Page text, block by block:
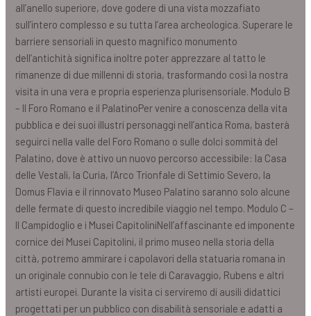
all’anello superiore, dove godere di una vista mozzafiato
sull’intero complesso e su tutta l’area archeologica. Superare le
barriere sensoriali in questo magnifico monumento
dell’antichità significa inoltre poter apprezzare al tatto le
rimanenze di due millenni di storia, trasformando così la nostra
visita in una vera e propria esperienza plurisensoriale. Modulo B
– Il Foro Romano e il PalatinoPer venire a conoscenza della vita
pubblica e dei suoi illustri personaggi nell’antica Roma, basterà
seguirci nella valle del Foro Romano o sulle dolci sommità del
Palatino, dove è attivo un nuovo percorso accessibile: la Casa
delle Vestali, la Curia, l’Arco Trionfale di Settimio Severo, la
Domus Flavia e il rinnovato Museo Palatino saranno solo alcune
delle fermate di questo incredibile viaggio nel tempo. Modulo C –
Il Campidoglio e i Musei CapitoliniNell’affascinante ed imponente
cornice dei Musei Capitolini, il primo museo nella storia della
città, potremo ammirare i capolavori della statuaria romana in
un originale connubio con le tele di Caravaggio, Rubens e altri
artisti europei. Durante la visita ci serviremo di ausili didattici
progettati per un pubblico con disabilità sensoriale e adatti a